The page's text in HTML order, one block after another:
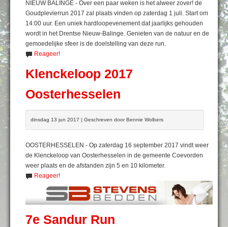
NIEUW BALINGE - Over een paar weken is het alweer zover! de
Goudplevierrun 2017 zal plaats vinden op zaterdag 1 juli. Start om
14:00 uur. Een uniek hardloopevenement dat jaarlijks gehouden
wordt in het Drentse Nieuw-Balinge. Genieten van de natuur en de
gemoedelijke sfeer is de doelstelling van deze run.
Reageer!
Klenckeloop 2017
Oosterhesselen
dinsdag 13 jun 2017 | Geschreven door Bennie Wolbers
OOSTERHESSELEN - Op zaterdag 16 september 2017 vindt weer
de Klenckeloop van Oosterhesselen in de gemeente Coevorden
weer plaats en de afstanden zijn 5 en 10 kilometer.
Reageer!
7e Sandur Run